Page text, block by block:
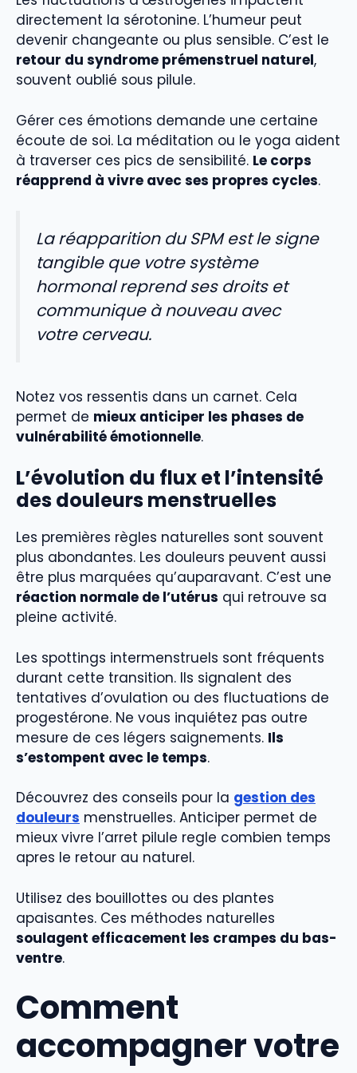
directement la sérotonine. L’humeur peut
devenir changeante ou plus sensible. C’est le
retour du syndrome prémenstruel naturel,
souvent oublié sous pilule.
Gérer ces émotions demande une certaine
écoute de soi. La méditation ou le yoga aident
à traverser ces pics de sensibilité. Le corps
réapprend à vivre avec ses propres cycles.
La réapparition du SPM est le signe
tangible que votre système
hormonal reprend ses droits et
communique à nouveau avec
votre cerveau.
Notez vos ressentis dans un carnet. Cela
permet de mieux anticiper les phases de
vulnérabilité émotionnelle.
L’évolution du flux et l’intensité
des douleurs menstruelles
Les premières règles naturelles sont souvent
plus abondantes. Les douleurs peuvent aussi
être plus marquées qu’auparavant. C’est une
réaction normale de l’utérus qui retrouve sa
pleine activité.
Les spottings intermenstruels sont fréquents
durant cette transition. Ils signalent des
tentatives d’ovulation ou des fluctuations de
progestérone. Ne vous inquiétez pas outre
mesure de ces légers saignements. Ils
s’estompent avec le temps.
Découvrez des conseils pour la gestion des
douleurs menstruelles. Anticiper permet de
mieux vivre l’arret pilule regle combien temps
apres le retour au naturel.
Utilisez des bouillottes ou des plantes
apaisantes. Ces méthodes naturelles
soulagent efficacement les crampes du bas-
ventre.
Comment
accompagner votre